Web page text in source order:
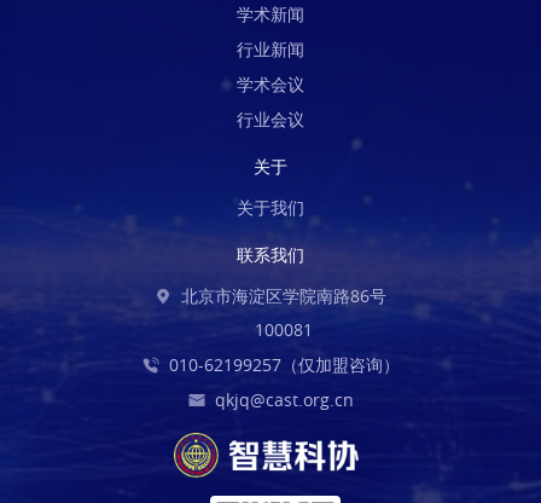
学术新闻
行业新闻
学术会议
行业会议
关于
关于我们
联系我们
北京市海淀区学院南路86号
100081
010-62199257（仅加盟咨询）
qkjq@cast.org.cn